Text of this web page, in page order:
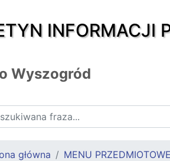
INFORMACJI
Wyszogród
główna MENU PRZEDMIOTOWE